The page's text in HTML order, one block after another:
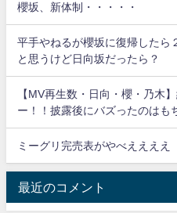
櫻坂、新体制・・・・・
平手やねるが櫻坂に復帰したら
と思うけど日向坂だったら？
【MV再生数・日向・櫻・乃木
ー！！披露後にバズったのはも
ミーグリ完売表がやべええええ
最近のコメント